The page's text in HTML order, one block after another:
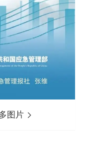
图片